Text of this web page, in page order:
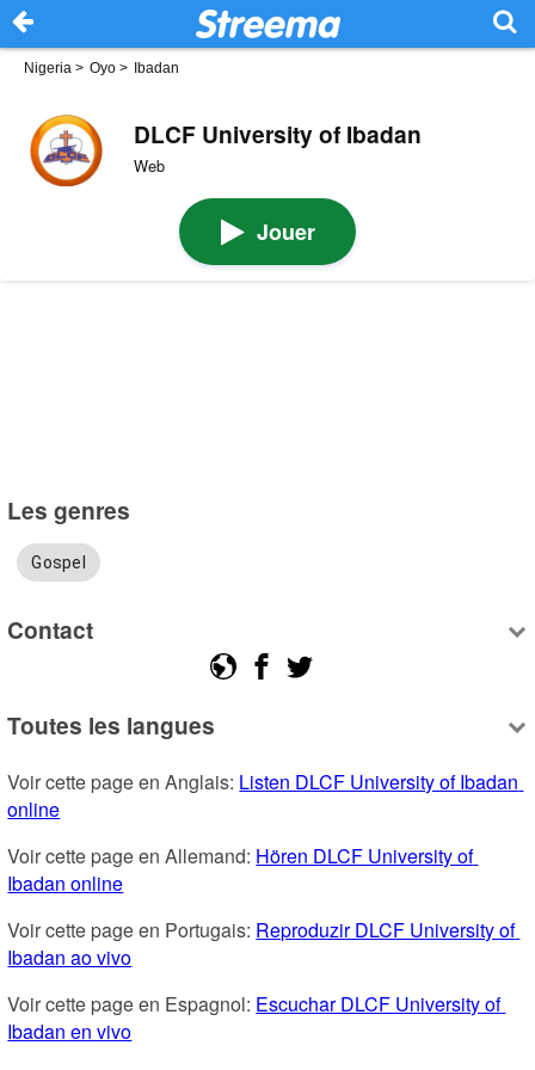
Nigeria > Oyo > Ibadan
DLCF University of Ibadan
Web
Jouer
Les genres
Gospel
Contact
Toutes les langues
Voir cette page en Anglais: Listen DLCF University of Ibadan
online
Voir cette page en Allemand: Hören DLCF University of
Ibadan online
Voir cette page en Portugais: Reproduzir DLCF University of
Ibadan ao vivo
Voir cette page en Espagnol: Escuchar DLCF University of
Ibadan en vivo